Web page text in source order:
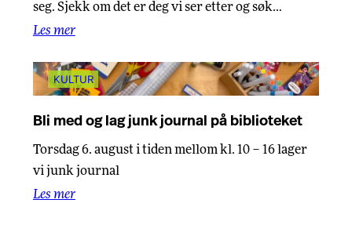
seg. Sjekk om det er deg vi ser etter og søk…
Les mer
KULTUR
Bli med og lag junk journal på biblioteket
Torsdag 6. august i tiden mellom kl. 10 – 16 lager
vi junk journal
Les mer